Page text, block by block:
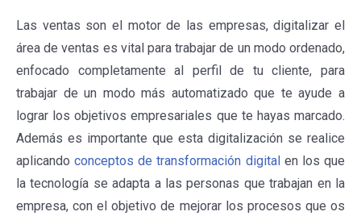
Las ventas son el motor de las empresas, digitalizar el
área de ventas es vital para trabajar de un modo ordenado,
enfocado completamente al perfil de tu cliente, para
trabajar de un modo más automatizado que te ayude a
lograr los objetivos empresariales que te hayas marcado.
Además es importante que esta digitalización se realice
aplicandoconceptos de transformación digital en los que
la tecnología se adapta a las personas que trabajan en la
empresa, con el objetivo de mejorar los procesos que os